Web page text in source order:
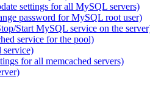
settings for all MySQL servers)
password for MySQL root user)
Start MySQL service on the
service for the pool)
service)
for all memcached servers)